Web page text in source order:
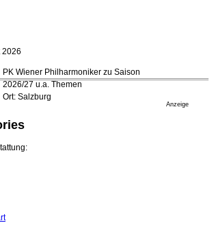
gedenken vertriebener jüdischer
- 18:03 Uhr
22:49 Uhr
wird mit Bremer Musikfest-Preis
- 13:30 Uhr
2026
PK Wiener Philharmoniker zu Saison
2026/27 u.a. Themen
Ort: Salzburg
Anzeige